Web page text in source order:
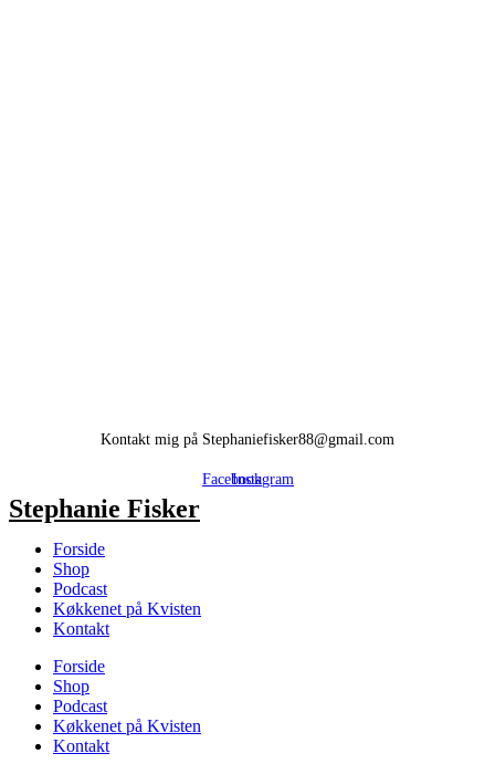
Kontakt mig på Stephaniefisker88@gmail.com
FacebookInstagram
Stephanie Fisker
Forside
Shop
Podcast
Køkkenet på Kvisten
Kontakt
Forside
Shop
Podcast
Køkkenet på Kvisten
Kontakt